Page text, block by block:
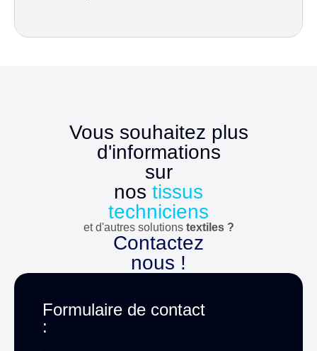
Vous souhaitez plus
d'informations
sur
nos tissus
techniciens
et d'autres solutions textiles ?
Contactez
nous !
Formulaire de contact
: